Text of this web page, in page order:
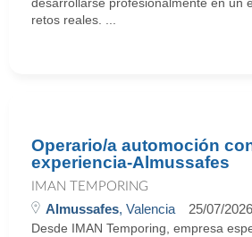
retos reales. ...
Operario/a automoción
experiencia-Almussafes
IMAN TEMPORING
Almussafes, Valencia 25/07/2026
Desde IMAN Temporing, empresa